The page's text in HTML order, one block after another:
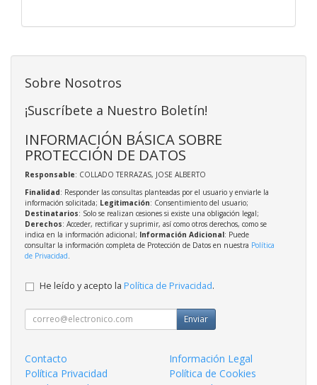
Sobre Nosotros
¡Suscríbete a Nuestro Boletín!
INFORMACIÓN BÁSICA SOBRE
PROTECCIÓN DE DATOS
Responsable: COLLADO TERRAZAS, JOSE ALBERTO
Finalidad: Responder las consultas planteadas por el usuario y enviarle la
información solicitada; Legitimación: Consentimiento del usuario;
Destinatarios: Solo se realizan cesiones si existe una obligación legal;
Derechos: Acceder, rectificar y suprimir, así como otros derechos, como se
indica en la información adicional; Información Adicional: Puede
consultar la información completa de Protección de Datos en nuestra Política
de Privacidad
He leído y acepto la Política de Privacidad.
Enviar
Contacto
Información Legal
Política Privacidad
Política de Cookies